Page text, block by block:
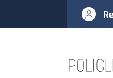
al contenuto principale
to footer content